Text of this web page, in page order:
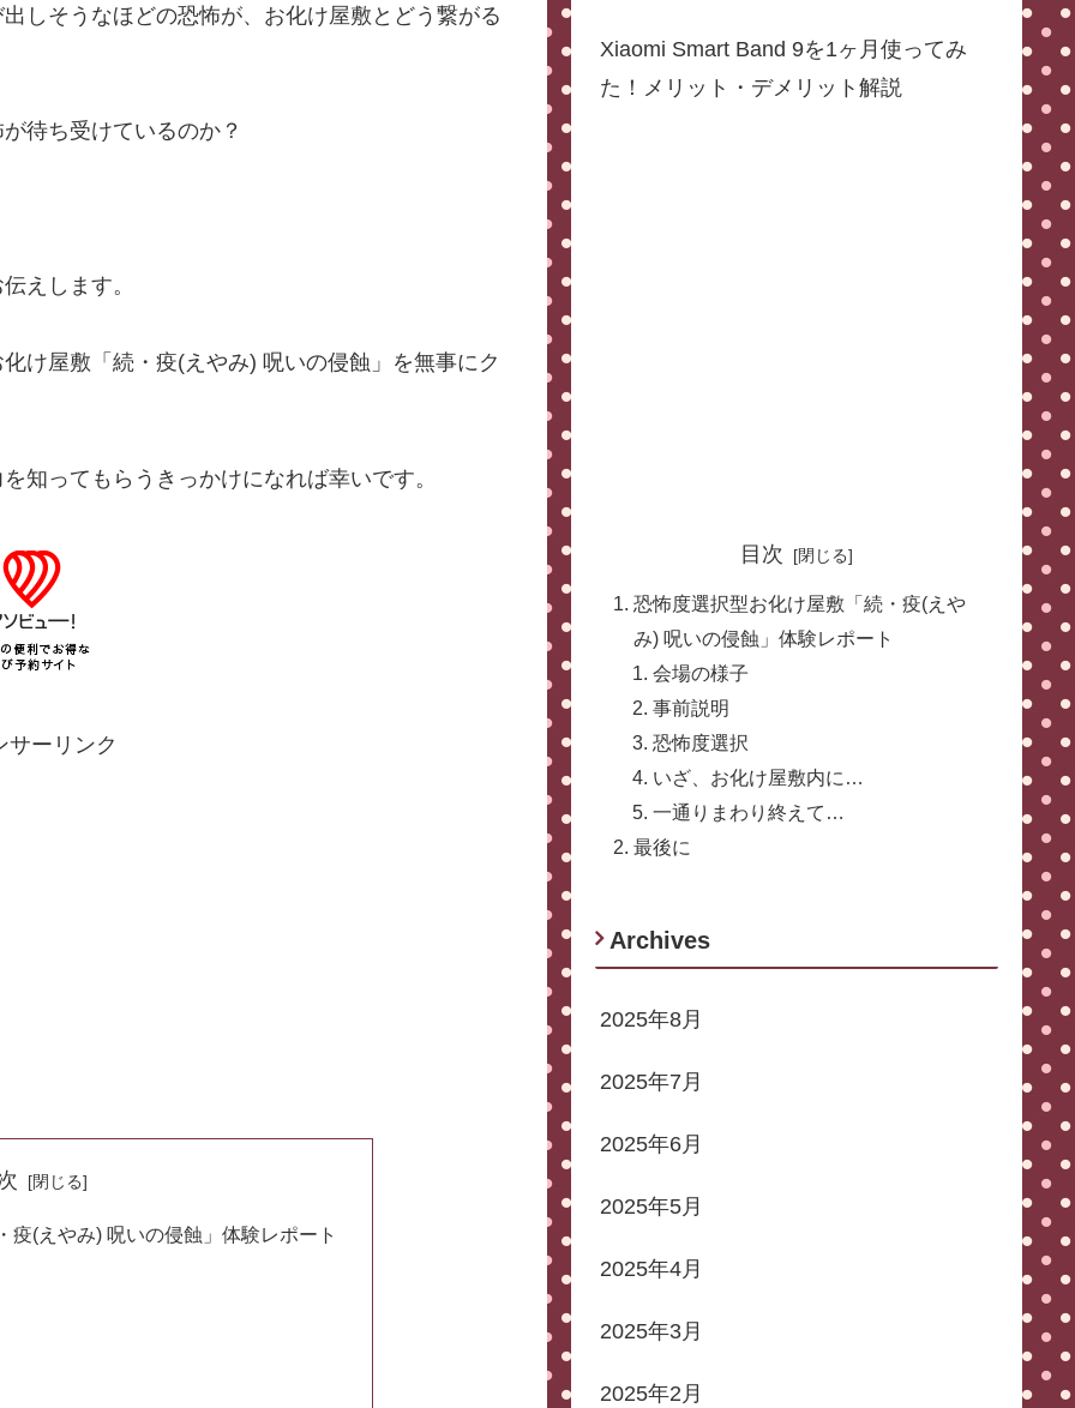
しそうなほどの恐怖が、お化け屋敷とどう繋がる
待ち受けているのか？
えします。
け屋敷「続・疫(えやみ) 呪いの侵蝕」を無事にク
知ってもらうきっかけになれば幸いです。
サーリンク
疫(えやみ) 呪いの侵蝕」体験レポート
Xiaomi Smart Band 9を1ヶ月使ってみ
た！メリット・デメリット解説
目次
恐怖度選択型お化け屋敷「続・疫(えや
み) 呪いの侵蝕」体験レポート
会場の様子
事前説明
恐怖度選択
いざ、お化け屋敷内に…
一通りまわり終えて…
最後に
Archives
2025年8月
2025年7月
2025年6月
2025年5月
2025年4月
2025年3月
2025年2月